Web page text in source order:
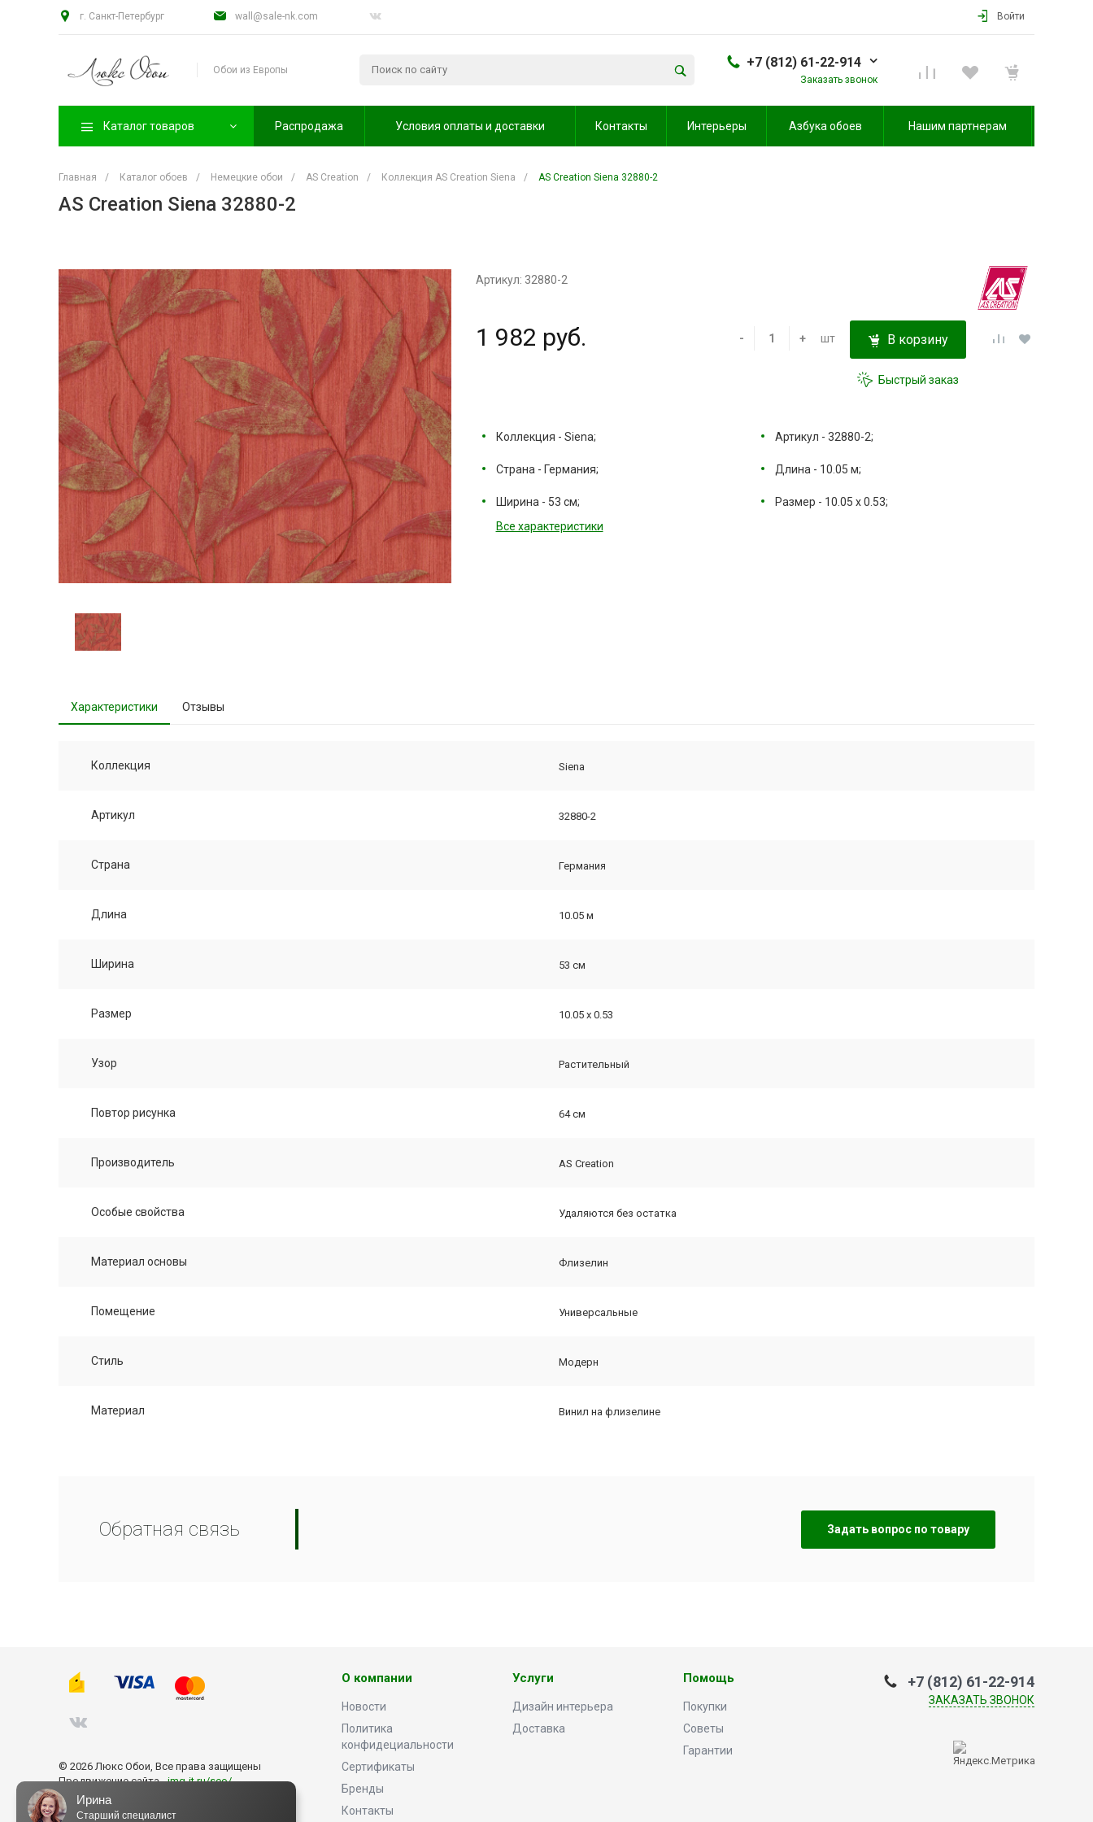
г. Санкт-Петербург wall@sale-nk.com Войти
Обои из Европы
+7 (812) 61-22-914
Заказать звонок
Каталог товаров Распродажа Условия оплаты и доставки Контакты Интерьеры Азбука обоев Нашим партнерам
Главная / Каталог обоев / Немецкие обои / AS Creation / Коллекция AS Creation Siena / AS Creation Siena 32880-2
AS Creation Siena 32880-2
Артикул: 32880-2
1 982 руб. - + шт В корзину
Быстрый заказ
Коллекция - Siena; Артикул - 32880-2;
Страна - Германия; Длина - 10.05 м;
Ширина - 53 см;
Размер - 10.05 х 0.53;
Все характеристики
Характеристики Отзывы
Коллекция Siena
Артикул 32880-2
Страна Германия
Длина 10.05 м
Ширина 53 см
Размер 10.05 х 0.53
Узор Растительный
Повтор рисунка 64 см
Производитель AS Creation
Особые свойства Удаляются без остатка
Материал основы Флизелин
Помещение Универсальные
Стиль Модерн
Материал Винил на флизелине
Обратная связь Задать вопрос по товару
© 2026 Люкс Обои, Все права защищены
Продвижение сайта -img-it.ru/seo/
О компании
Новости
Политика
конфидециальности
Сертификаты
Бренды
Контакты
Услуги
Дизайн интерьера
Доставка
Помощь
Покупки
Советы
Гарантии
+7 (812) 61-22-914
ЗАКАЗАТЬ ЗВОНОК
Ирина
Старший специалист